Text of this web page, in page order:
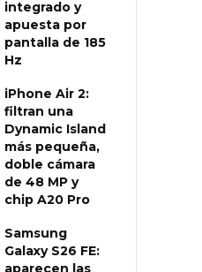
integrado y
apuesta por
pantalla de 185
Hz
iPhone Air 2:
filtran una
Dynamic Island
más pequeña,
doble cámara
de 48 MP y
chip A20 Pro
Samsung
Galaxy S26 FE:
aparecen las